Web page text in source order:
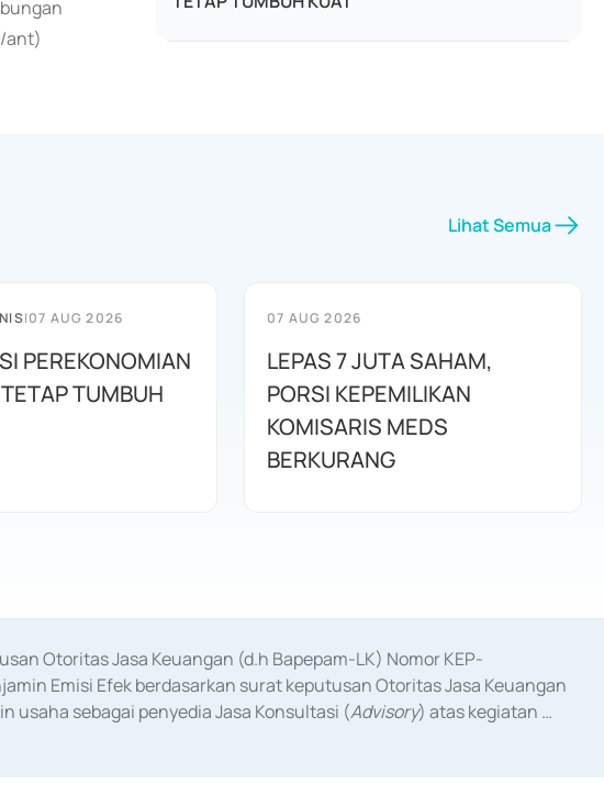
ant)
Lihat Semua
|07 AUG 2026
PEREKONOMIAN
TUMBUH
07 AUG 2026
LEPAS 7 JUTA SAHAM,
PORSI KEPEMILIKAN
KOMISARIS MEDS
BERKURANG
Otoritas Jasa Keuangan (d.h Bapepam-LK) Nomor KEP-
Emisi Efek berdasarkan surat keputusan Otoritas Jasa Keuangan
usaha sebagai penyedia Jasa Konsultasi (Advisory) atas kegiatan